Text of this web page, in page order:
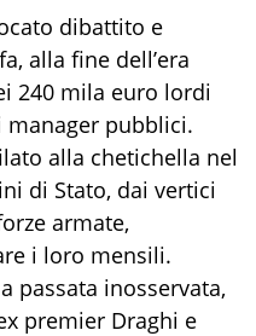
dibattito e
alla fine dell’era
240 mila euro lordi
pubblici.
alla chetichella nel
di Stato, dai vertici
armate,
i loro mensili.
passata inosservata,
premier Draghi e